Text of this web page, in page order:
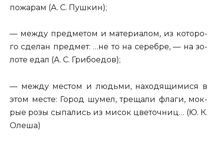
по­жа­рам (А. С. Пуш­кин);
— между пред­ме­том и ма­те­ри­а­лом, из ко­то­ро­
го сде­лан пред­мет: …не то на се­реб­ре, — на зо­
ло­те едал (А. С. Гри­бо­едов);
— между ме­стом и лю­дь­ми, на­хо­дя­щи­ми­ся в
этом месте: Город шумел, тре­ща­ли флаги, мок­
рые розы сы­па­лись из мисок цве­точ­ниц… (Ю. К.
Олеша)